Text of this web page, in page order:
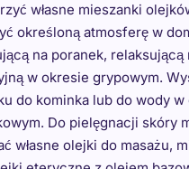
własne mieszanki
określoną atmosferę w
na poranek, relaksującą
w okresie grypowym.
do kominka lub do wody
Do pielęgnacji skóry
własne olejki do masażu,